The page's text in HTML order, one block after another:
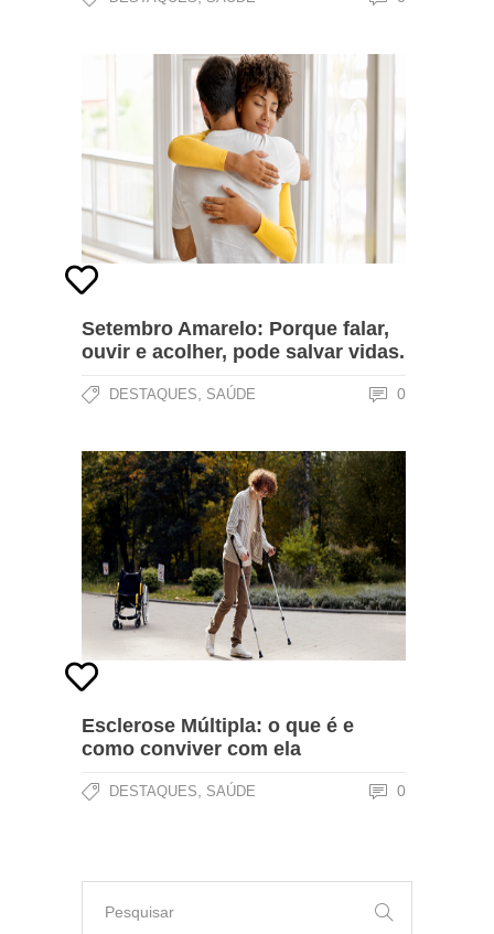
Setembro Amarelo: Porque falar,
ouvir e acolher, pode salvar vidas.
DESTAQUES SAÚDE 0
Esclerose Múltipla: o que é e
como conviver com ela
DESTAQUES SAÚDE 0